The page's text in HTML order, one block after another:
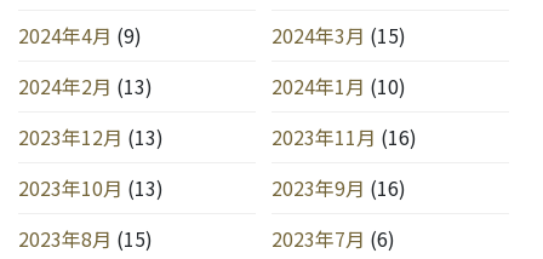
2024年4月 (9) 2024年3月 (15)
2024年2月 (13) 2024年1月 (10)
2023年12月 (13) 2023年11月 (16)
2023年10月 (13) 2023年9月 (16)
2023年8月 (15) 2023年7月 (6)